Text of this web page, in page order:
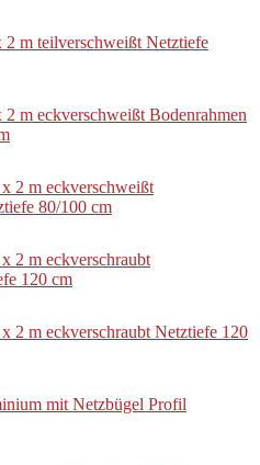
m teilverschweißt Netztiefe
m eckverschweißt Bodenrahmen
2 m eckverschweißt
80/100 cm
2 m eckverschraubt
120 cm
2 m eckverschraubt Netztiefe 120
mit Netzbügel Profil